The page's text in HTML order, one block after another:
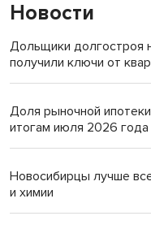
Новости
Дольщики долгостроя
получили ключи от
Доля рыночной
итогам июля 2026 года
Новосибирцы лучше
и химии